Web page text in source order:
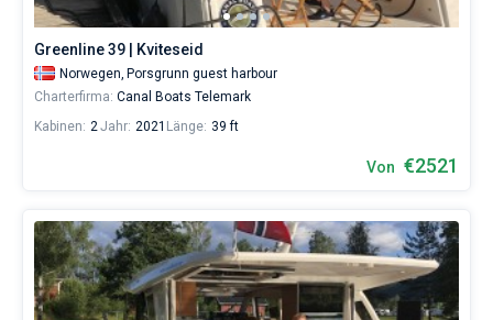
eines
Urlaubs
als
auch
Segler,
ohne
Segel
nicht
vorstellen.
Greenline 39 | Kviteseid
Norwegen, Porsgrunn guest harbour
Charterfirma: Canal Boats Telemark
Kabinen: 2Jahr: 2021 Länge: 39 ft
Von €2521